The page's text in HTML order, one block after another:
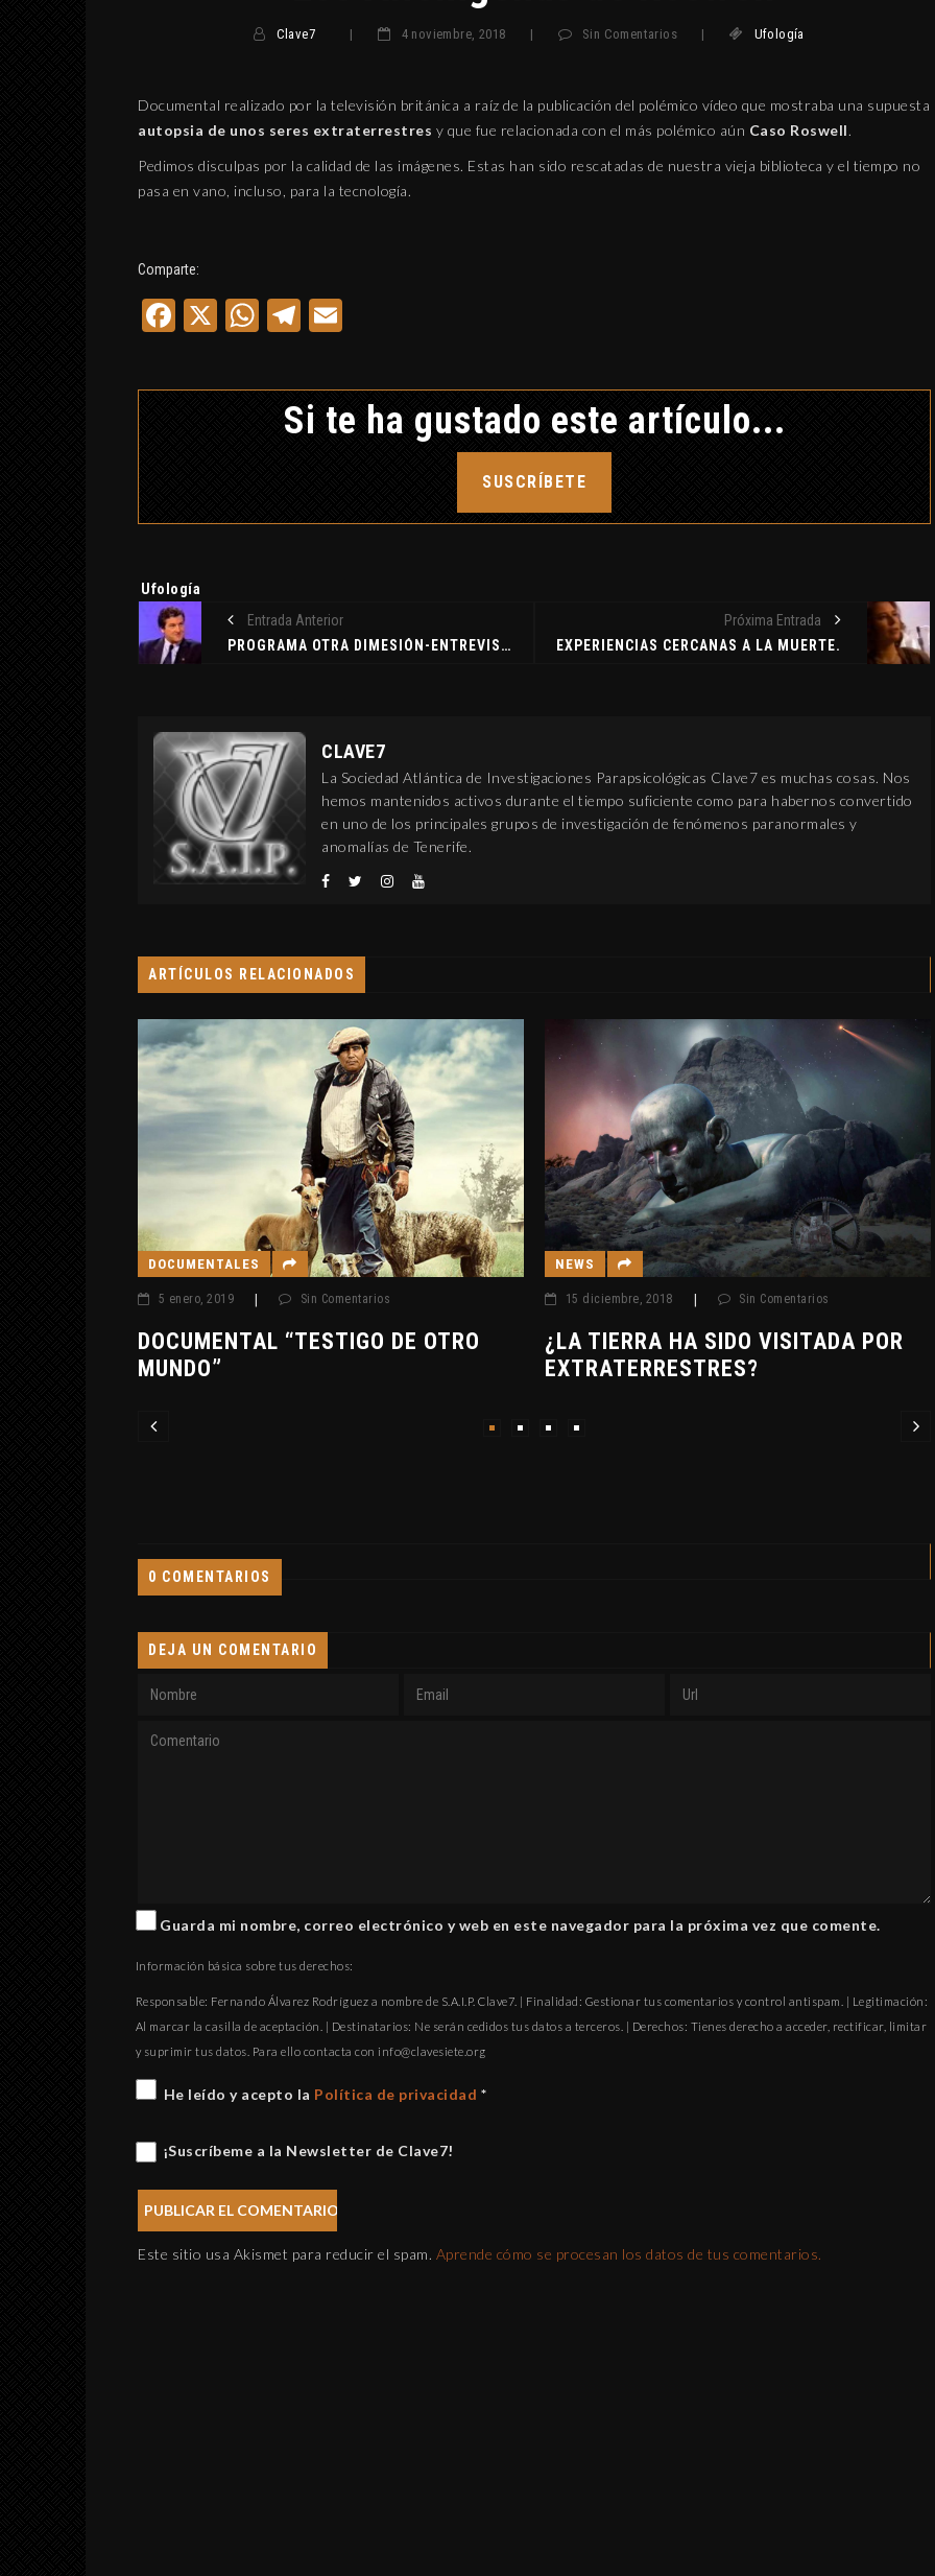
Clave7 | 4 noviembre, 2018 | Sin Comentarios | Ufología
Documental realizado por la televisión británica a raíz de la publicación del polémico vídeo que mostraba una supuesta
autopsia de unos seres extraterrestres y que fue relacionada con el más polémico aún Caso Roswell.
Pedimos disculpas por la calidad de las imágenes. Estas han sido rescatadas de nuestra vieja biblioteca y el tiempo no
pasa en vano, incluso, para la tecnología.
Comparte:
Facebook
X WhatsApp
Telegram
Si te ha gustado este artículo...
SUSCRÍBETE
Etiquetas:
Ufología
Entrada Anterior
PROGRAMA OTRA DIMESIÓN-ENTREVISTA A J.J.BENÍTEZ
Próxima Entrada
EXPERIENCIAS CERCANAS A LA MUERTE.
CLAVE7
La Sociedad Atlántica de Investigaciones Parapsicológicas Clave7 es muchas cosas. Nos
hemos mantenidos activos durante el tiempo suficiente como para habernos convertido
en uno de los principales grupos de investigación de fenómenos paranormales y
anomalías de Tenerife.
ARTÍCULOS RELACIONADOS
DOCUMENTALES
5 enero, 2019 Sin Comentarios
DOCUMENTAL “TESTIGO DE OTRO
MUNDO”
NEWS
15 diciembre, 2018 Sin Comentarios
¿LA TIERRA HA SIDO VISITADA POR
EXTRATERRESTRES?
0 COMENTARIOS
DEJA UN COMENTARIO
Guarda mi nombre, correo electrónico y web en este navegador para la próxima vez que comente.
Información básica sobre tus derechos:
Responsable: Fernando Álvarez Rodríguez a nombre de S.A.I.P. Clave7. | Finalidad: Gestionar tus comentarios y control antispam. | Legitimación:
Al marcar la casilla de aceptación. | Destinatarios: Ne serán cedidos tus datos a terceros. | Derechos: Tienes derecho a acceder, rectificar, limitar
y suprimir tus datos. Para ello contacta con gro.eteisevalc@ofni
He leído y acepto la Política de privacidad *
¡Suscríbeme a la Newsletter de Clave7!
Este sitio usa Akismet para reducir el spam. Aprende cómo se procesan los datos de tus comentarios.
INTERPRETACIÓN DE
ABRAXAS SEGÚN
BLAVATSKY Y JUNG
MUNDO APÓCRIFO
8 septiembre, 2019